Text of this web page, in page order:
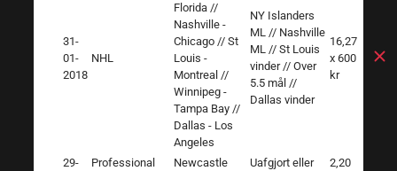
31-
01-
2018
NHL
Florida //
Nashville -
Chicago // St
Louis -
Montreal //
Winnipeg -
Tampa Bay //
Dallas - Los
Angeles
NY Islanders
ML // Nashville
ML // St Louis
vinder // Over
5.5 mål //
Dallas vinder
16,27
x 600
kr
29-
Professional
Newcastle
Uafgjort eller
2,20